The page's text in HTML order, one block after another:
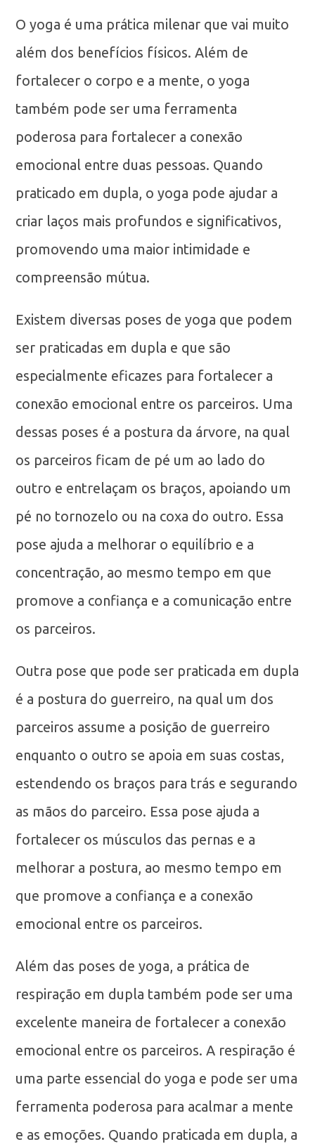
O yoga é uma prática milenar que vai muito
além dos benefícios físicos. Além de
fortalecer o corpo e a mente, o yoga
também pode ser uma ferramenta
poderosa para fortalecer a conexão
emocional entre duas pessoas. Quando
praticado em dupla, o yoga pode ajudar a
criar laços mais profundos e significativos,
promovendo uma maior intimidade e
compreensão mútua.
Existem diversas poses de yoga que podem
ser praticadas em dupla e que são
especialmente eficazes para fortalecer a
conexão emocional entre os parceiros. Uma
dessas poses é a postura da árvore, na qual
os parceiros ficam de pé um ao lado do
outro e entrelaçam os braços, apoiando um
pé no tornozelo ou na coxa do outro. Essa
pose ajuda a melhorar o equilíbrio e a
concentração, ao mesmo tempo em que
promove a confiança e a comunicação entre
os parceiros.
Outra pose que pode ser praticada em dupla
é a postura do guerreiro, na qual um dos
parceiros assume a posição de guerreiro
enquanto o outro se apoia em suas costas,
estendendo os braços para trás e segurando
as mãos do parceiro. Essa pose ajuda a
fortalecer os músculos das pernas e a
melhorar a postura, ao mesmo tempo em
que promove a confiança e a conexão
emocional entre os parceiros.
Além das poses de yoga, a prática de
respiração em dupla também pode ser uma
excelente maneira de fortalecer a conexão
emocional entre os parceiros. A respiração é
uma parte essencial do yoga e pode ser uma
ferramenta poderosa para acalmar a mente
e as emoções. Quando praticada em dupla, a